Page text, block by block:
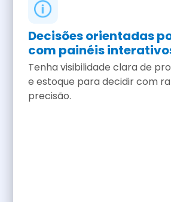
Decisões orientadas
com painéis
Tenha visibilidade clara de
e estoque para decidir com
precisão.